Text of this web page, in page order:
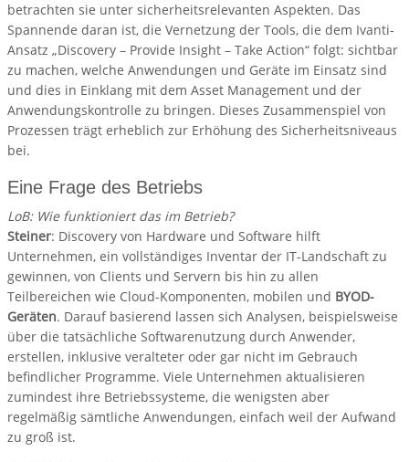
betrachten sie unter sicherheitsrelevanten Aspekten. Das
Spannende daran ist, die Vernetzung der Tools, die dem Ivanti-
Ansatz „Discovery – Provide Insight – Take Action“ folgt: sichtbar
zu machen, welche Anwendungen und Geräte im Einsatz sind
und dies in Einklang mit dem Asset Management und der
Anwendungskontrolle zu bringen. Dieses Zusammenspiel von
Prozessen trägt erheblich zur Erhöhung des Sicherheitsniveaus
bei.
Eine Frage des Betriebs
LoB: Wie funktioniert das im Betrieb?
Steiner: Discovery von Hardware und Software hilft
Unternehmen, ein vollständiges Inventar der IT-Landschaft zu
gewinnen, von Clients und Servern bis hin zu allen
Teilbereichen wie Cloud-Komponenten, mobilen und BYOD-
Geräten. Darauf basierend lassen sich Analysen, beispielsweise
über die tatsächliche Softwarenutzung durch Anwender,
erstellen, inklusive veralteter oder gar nicht im Gebrauch
befindlicher Programme. Viele Unternehmen aktualisieren
zumindest ihre Betriebssysteme, die wenigsten aber
regelmäßig sämtliche Anwendungen, einfach weil der Aufwand
zu groß ist.